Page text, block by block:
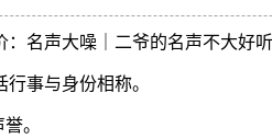
：名声大噪｜二爷的名声不大好
事与身份相称。
。